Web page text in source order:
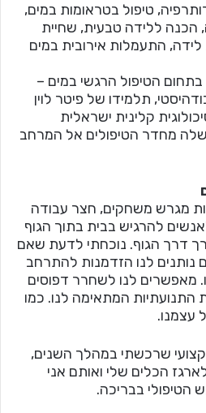
טיפול בטראומות במים,
הכנה ללידה טבעית, שחיית
לידה, התעמלות אירובית במים
הטיפול הרגשי במים –
תלמידו של פיטר לוין
קלינית ישראלית
מחדר הטיפולים אל המרחב
מגרש משחקים, חצר עבודה
להרגיש בבית בתוך הגוף
דרך הגוף. נוכחתי לדעת שאם
נותנים לנו הזדמנות להתרחב
מאפשרים לנו לשחרר דפוסים
התנועתיות המתאימה לנו. כמו
עצמנו.
שרכשתי במהלך השנים,
הכלים שלי ואותם אני
בבריכה.